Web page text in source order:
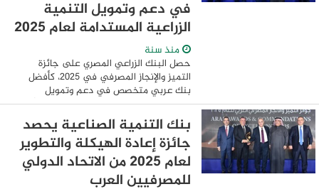
في دعم وتمويل التنمية
الزراعية المستدامة لعام 2025
منذ سنة
حصل البنك الزراعي المصري على جائزة
التميز والإنجاز المصرفي في 2025، كأفضل
بنك عربي متخصص في دعم وتمويل
التنمية الزراعية المستدامة، وذلك تتويجاً
لجهود البنك في دعم وتمويل القطاع
الزراعي والقطاعات ...
بنك التنمية الصناعية يحصد
جائزة إعادة الهيكلة والتطوير
لعام 2025 من الاتحاد الدولي
للمصرفيين العرب